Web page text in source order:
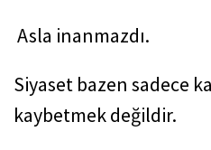
Asla inanmazdı.
Siyaset bazen sadece
kaybetmek değildir.